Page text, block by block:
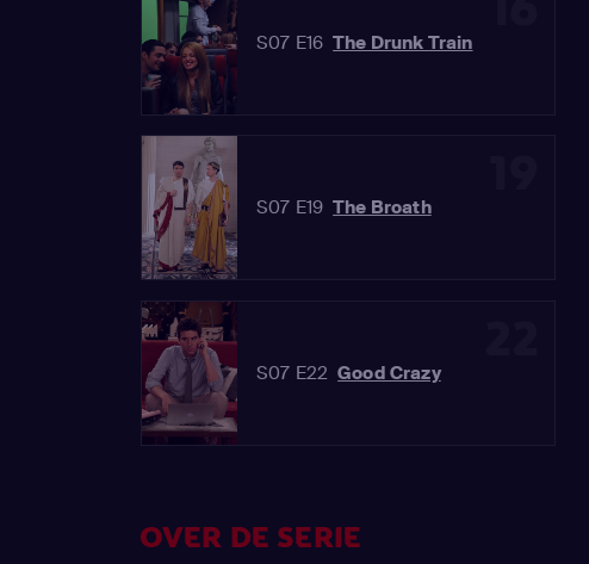
S07 E16 The Drunk Train
S07 E19 The Broath
S07 E22 Good Crazy
OVER DE SERIE